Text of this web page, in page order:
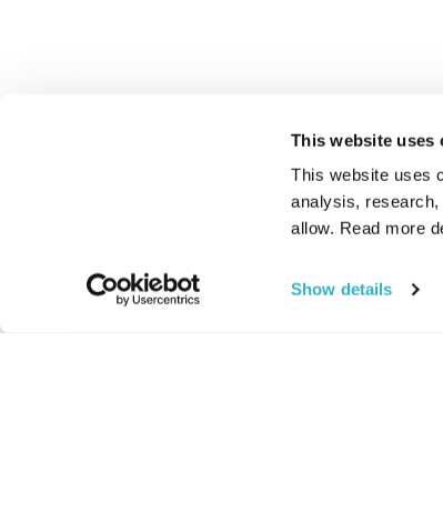
This website uses
This website uses
analysis,
allow. Read more
Show details